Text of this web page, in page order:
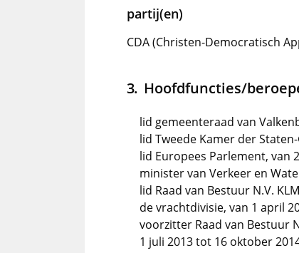
partij(en)
CDA (Christen-Democratisch
Hoofdfuncties/
lid gemeenteraad van
lid Tweede Kamer der
lid Europees Parlement, van
minister van Verkeer en
lid Raad van Bestuur N.V.
de vrachtdivisie, van 1 april
voorzitter Raad van Bestuur
1 juli 2013 tot 16 oktober